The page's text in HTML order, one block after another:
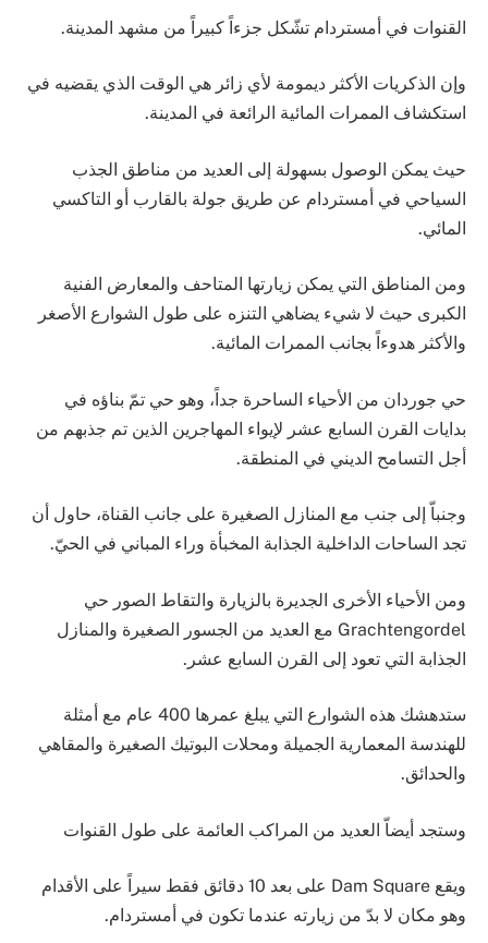
القنوات في أمستردام تشّكل جزءاً كبيراً من مشهد المدينة.
وإن الذكريات الأكثر ديمومة لأي زائر هي الوقت الذي يقضيه في
استكشاف الممرات المائية الرائعة في المدينة.
حيث يمكن الوصول بسهولة إلى العديد من مناطق الجذب
السياحي في أمستردام عن طريق جولة بالقارب أو التاكسي
المائي.
ومن المناطق التي يمكن زيارتها المتاحف والمعارض الفنية
الكبرى حيث لا شيء يضاهي التنزه على طول الشوارع الأصغر
والأكثر هدوءاً بجانب الممرات المائية.
حي جوردان من الأحياء الساحرة جداً، وهو حي تمّ بناؤه في
بدايات القرن السابع عشر لإيواء المهاجرين الذين تم جذبهم من
أجل التسامح الديني في المنطقة.
وجنباّ إلى جنب مع المنازل الصغيرة على جانب القناة، حاول أن
تجد الساحات الداخلية الجذابة المخبأة وراء المباني في الحيّ.
ومن الأحياء الأخرى الجديرة بالزيارة والتقاط الصور حي
Grachtengordel مع العديد من الجسور الصغيرة والمنازل
الجذابة التي تعود إلى القرن السابع عشر.
ستدهشك هذه الشوارع التي يبلغ عمرها 400 عام مع أمثلة
للهندسة المعمارية الجميلة ومحلات البوتيك الصغيرة والمقاهي
والحدائق.
وستجد أيضاّ العديد من المراكب العائمة على طول القنوات
ويقع Dam Square على بعد 10 دقائق فقط سيراً على الأقدام
وهو مكان لا بدّ من زيارته عندما تكون في أمستردام.